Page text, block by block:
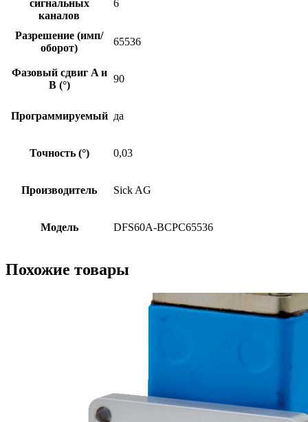
сигнальных
каналов
6
Разрешение (имп/
оборот)
65536
Фазовый сдвиг A и
B (°)
90
Программируемый да
Точность (°) 0,03
Производитель Sick AG
Модель DFS60A-BCPC65536
Похожие товары